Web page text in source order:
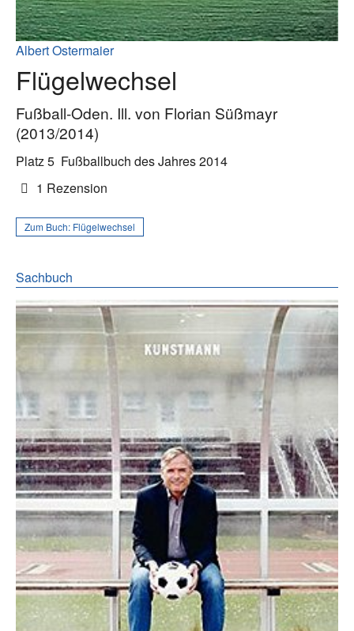
Albert Ostermaier
Flügelwechsel
Fußball-Oden. Ill. von Florian Süßmayr
(2013/2014)
Platz 5 Fußballbuch des Jahres 2014
1 Rezension
Zum Buch: Flügelwechsel
Sachbuch